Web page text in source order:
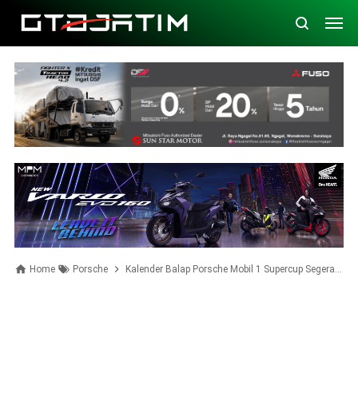
Home Porsche Kalender Balap Porsche Mobil 1 Supercup Segera Dimulai di Monaco. Gunakan BBM Ramah Lingkungan